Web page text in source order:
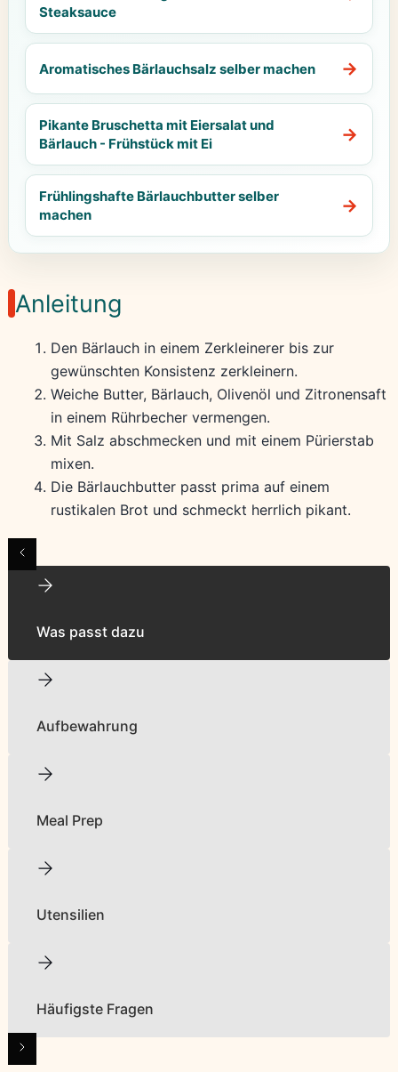
Steaksauce
Aromatisches Bärlauchsalz selber machen
Pikante Bruschetta mit Eiersalat und
Bärlauch - Frühstück mit Ei
Frühlingshafte Bärlauchbutter selber
machen
Anleitung
Den Bärlauch in einem Zerkleinerer bis zur
gewünschten Konsistenz zerkleinern.
Weiche Butter, Bärlauch, Olivenöl und Zitronensaft
in einem Rührbecher vermengen.
Mit Salz abschmecken und mit einem Pürierstab
mixen.
Die Bärlauchbutter passt prima auf einem
rustikalen Brot und schmeckt herrlich pikant.
Was passt dazu
Aufbewahrung
Meal Prep
Utensilien
Häufigste Fragen